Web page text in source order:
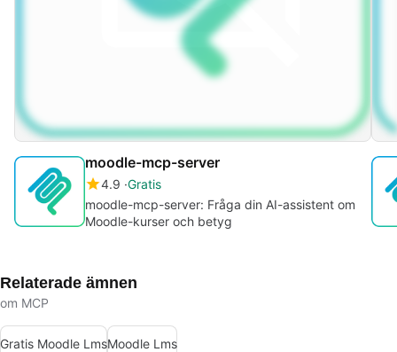
moodle-mcp-server
4.9 Gratis
moodle-mcp-server: Fråga din AI-assistent om
Moodle-kurser och betyg
Relaterade ämnen
om MCP
Gratis Moodle LmsMoodle Lms